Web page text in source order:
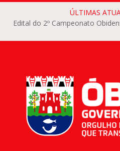
ÚLTIMAS
Edital do 2º Campeonato